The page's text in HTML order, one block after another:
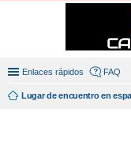
Enlaces rápidos FAQ
Lugar de encuentro en